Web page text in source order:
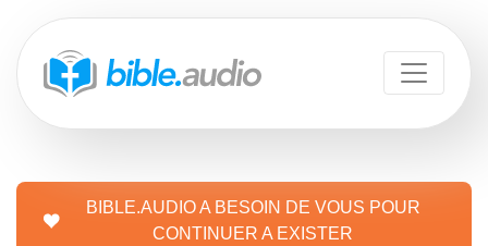
BIBLE.AUDIO A BESOIN DE VOUS POUR
CONTINUER A EXISTER